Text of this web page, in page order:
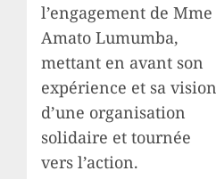
l’engagement de Mme
Amato Lumumba,
mettant en avant son
expérience et sa vision
d’une organisation
solidaire et tournée
vers l’action.